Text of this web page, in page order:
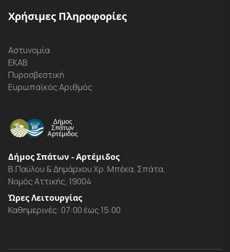
Χρήσιμες Πληροφορίες
Αστυνομία
ΕΚΑΒ
Πυροσβεστική
Ευρωπαϊκός Αριθμός
Δήμος Σπάτων - Αρτέμιδος
Β.Παύλου & Δημάρχου Χρ. Μπέκα, Σπάτα,
Νομός Αττικής, 19004
Ώρες Λειτουργίας
Καθημερινές: 07:00 έως 15:00